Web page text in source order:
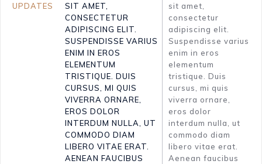
DATENSCHUTZ
UPDATES
SIT AMET,
CONSECTETUR
ADIPISCING ELIT.
SUSPENDISSE VARIUS
ENIM IN EROS
ELEMENTUM
TRISTIQUE. DUIS
CURSUS, MI QUIS
VIVERRA ORNARE,
EROS DOLOR
INTERDUM NULLA, UT
COMMODO DIAM
LIBERO VITAE ERAT.
AENEAN FAUCIBUS
sit amet,
consectetur
adipiscing elit.
Suspendisse varius
enim in eros
elementum
tristique. Duis
cursus, mi quis
viverra ornare,
eros dolor
interdum nulla, ut
commodo diam
libero vitae erat.
Aenean faucibus